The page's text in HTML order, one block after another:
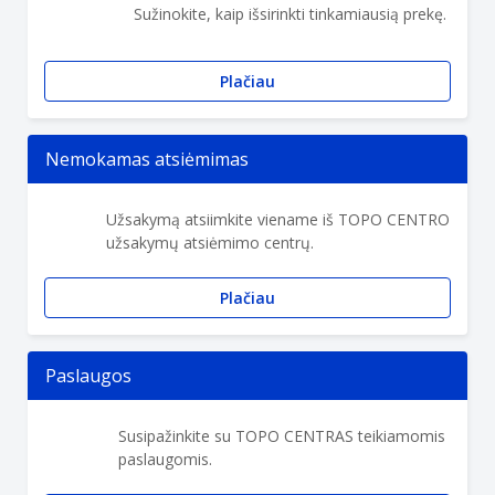
Sužinokite, kaip išsirinkti tinkamiausią prekę.
Plačiau
Nemokamas atsiėmimas
Užsakymą atsiimkite viename iš TOPO CENTRO
užsakymų atsiėmimo centrų.
Plačiau
Paslaugos
Susipažinkite su TOPO CENTRAS teikiamomis
paslaugomis.